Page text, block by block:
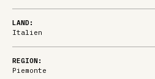
LAND:
Italien
REGION:
Piemonte